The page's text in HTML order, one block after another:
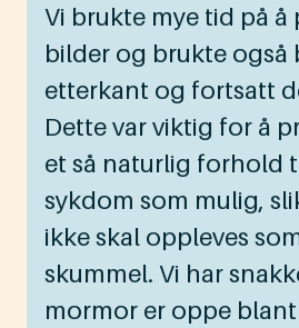
Vi brukte mye tid på å
bilder og brukte også
etterkant og fortsatt
Dette var viktig for å
et så naturlig forhold
sykdom som mulig,
ikke skal oppleves
skummel. Vi har
mormor er oppe